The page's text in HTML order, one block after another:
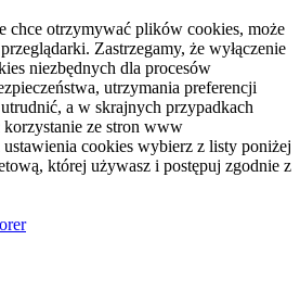
chce otrzymywać plików cookies, może
Zastrzegamy, że wyłączenie
niezbędnych dla procesów
utrzymania preferencji
a w skrajnych przypadkach
ze stron www
ustawienia cookies wybierz z listy poniżej
której używasz i postępuj zgodnie z